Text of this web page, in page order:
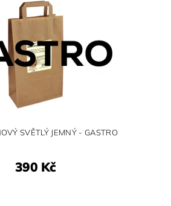
SVĚTLÝ JEMNÝ - GASTRO
390 Kč